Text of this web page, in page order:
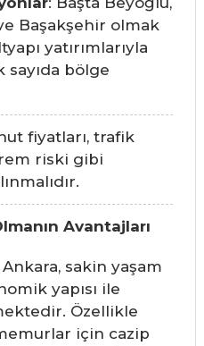
Başakşehir olmak
yatırımlarıyla
sayıda bölge
fiyatları, trafik
riski gibi
Avantajları
sakin yaşam
yapısı ile
Özellikle
için cazip